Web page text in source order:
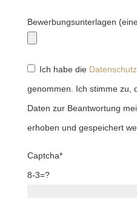
Bewerbungsunterlagen
Ich habe die
genommen. Ich stimme zu,
Daten zur Beantwortung
erhoben und gespeichert
Captcha*
8-3=?